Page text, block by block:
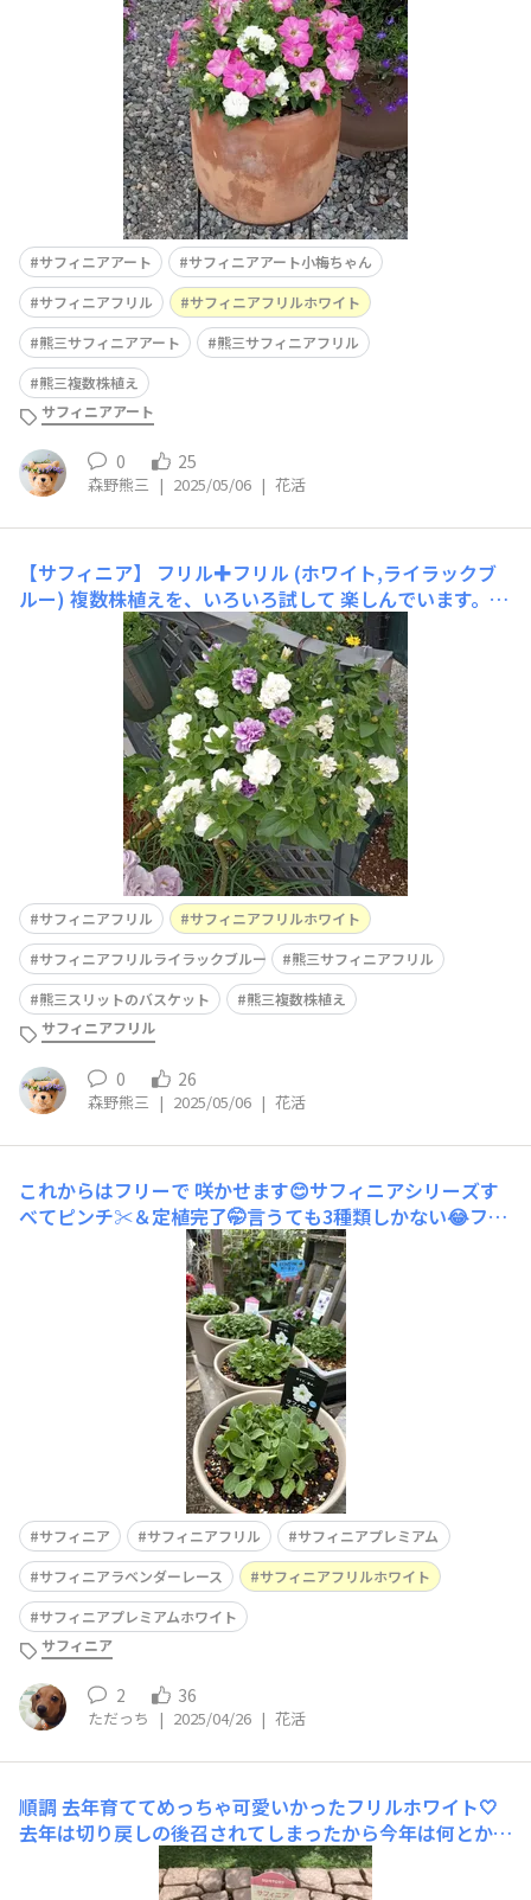
ら各頂点を結んだ線に近いと Lucky♬って喜ぶ熊三です
(⁠≧⁠▽⁠≦⁠)ｺｼﾞﾝﾉｶﾝｿｳﾃﾞｽ歯列矯正のイメージで、大きなクリ
サフィニアアート
サフィニアアート小梅ちゃん
サフィニアフリル
サフィニアフリルホワイト
熊三サフィニアアート
熊三サフィニアフリル
熊三複数株植え
サフィニアアート
0 25
森野熊三 | 2025/05/06 | 花活
【サフィニア】 フリル✚フリル (ホワイト,ライラックブ
ルー) 複数株植えを、いろいろ試して 楽しんでいます。今
は、草丈の違いを調整する術を模索中です。
サフィニアフリル
サフィニアフリルホワイト
サフィニアフリルライラックブルー
熊三サフィニアフリル
熊三スリットのバスケット
熊三複数株植え
サフィニアフリル
0 26
森野熊三 | 2025/05/06 | 花活
これからはフリーで 咲かせます😊サフィニアシリーズす
べてピンチ✂️＆定植完了🤭言うても3種類しかない😂フリ
ルとプレミアムは8号鉢 株の大きさ大差なし、この先は水
やり🚿と混み合ったところの葉っぱをとるくらいで、大き
サフィニア サフィニアフリル
サフィニアプレミアム
サフィニアラベンダーレース
サフィニアフリルホワイト
サフィニアプレミアムホワイト
サフィニア
2 36
ただっち | 2025/04/26 | 花活
順調 去年育ててめっちゃ可愛いかったフリルホワイト‎🤍
去年は切り戻しの後召されてしまったから今年は何とか2
回は咲かせたいかな😅成長のスピードほんと早くてもぅ
鉢いっぱい🙌✨蕾も発見👀✨楽しみ～💖